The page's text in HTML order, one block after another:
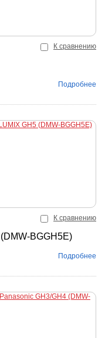
К сравнению
Подробнее
К сравнению
BGGH5E)
Подробнее